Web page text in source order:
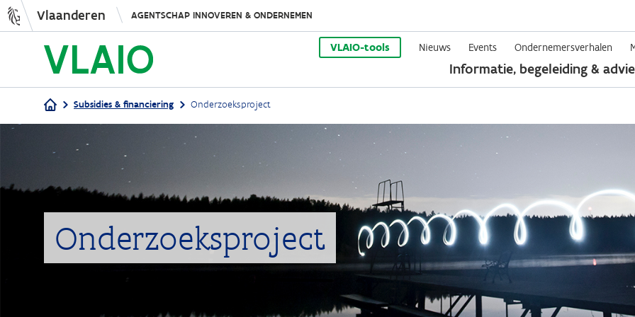
Overslaan
en
naar
de
gaan
Vlaanderen AGENTSCHAP INNOVEREN & ONDERNEMEN
VLAIO-tools Nieuws Events Ondernemersverhalen
Informatie, begeleiding &
Kruimelpad
Subsidies & financiering Onderzoeksproject
Onderzoeksproject